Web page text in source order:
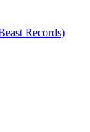
Records)